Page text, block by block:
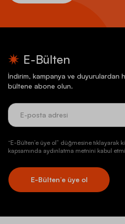
E-Bülten
İndirim, kampanya ve duyurulardan
bültene abone olun.
“E-Bülten’e üye ol” düğmesine tıklayarak
kapsamında aydınlatma metnini kabul
E-Bülten’e üye ol